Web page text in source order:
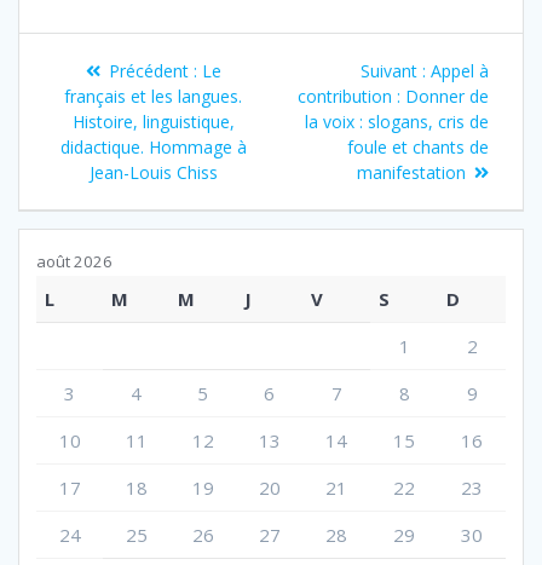
Navigation
de
l’article
Précédent : Article
précédent
:
Le
français et les langues.
Histoire, linguistique,
didactique. Hommage à
Jean-Louis Chiss
Suivant : Article
suivant
:
Appel à
contribution : Donner de
la voix : slogans, cris de
foule et chants de
manifestation
août 2026
L M M J V S
D
1
2
3
4 5 6 7 8
9
10
11 12 13 14 15
16
17
18 19 20 21 22
23
24
25 26 27 28 29
30